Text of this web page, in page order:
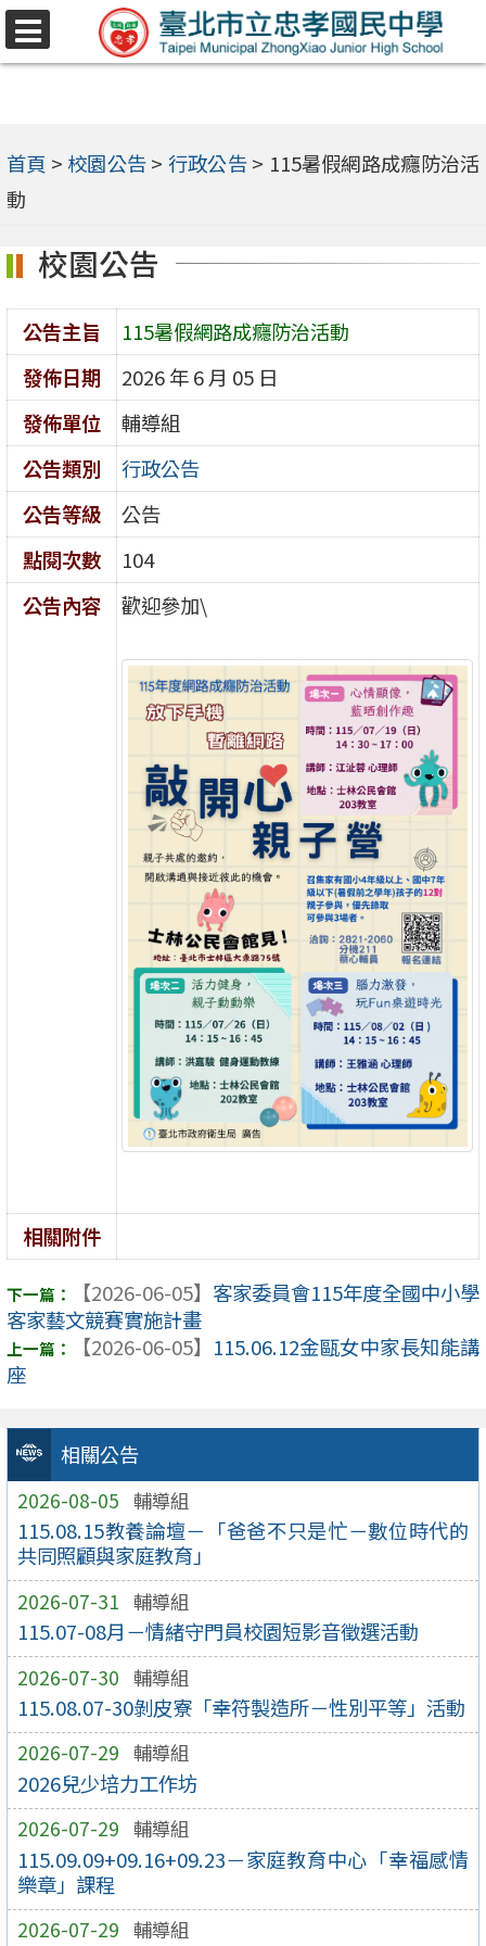
跳
至
內
容
選
首頁 > 校園公告> 行政公告> 115暑假網路成癮防治活
動
相關公告
2026-08-05 輔導組
115.08.15教養論壇－「爸爸不只是忙－數位時代的
共同照顧與家庭教育」
2026-07-31 輔導組
115.07-08月－情緒守門員校園短影音徵選活動
2026-07-30 輔導組
115.08.07-30剝皮寮「幸符製造所－性別平等」活動
2026-07-29 輔導組
2026兒少培力工作坊
2026-07-29 輔導組
115.09.09+09.16+09.23－家庭教育中心「幸福感情
樂章」課程
2026-07-29 輔導組
校園公告
公告主旨
115暑假網路成癮防治活動
發佈日期
2026 年 6 月 05 日
發佈單位
輔導組
公告類別
行政公告
公告等級
公告
點閱次數
104
公告內容
歡迎參加\
相關附件
【2026-06-05】 客家委員會115年度全國中小學
客家藝文競賽實施計畫
【2026-06-05】 115.06.12金甌女中家長知能講
座